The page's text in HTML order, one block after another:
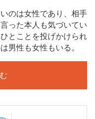
のは女性であり、相手
った本人も気づいてい
とことを投げかけられ
男性も女性もいる。